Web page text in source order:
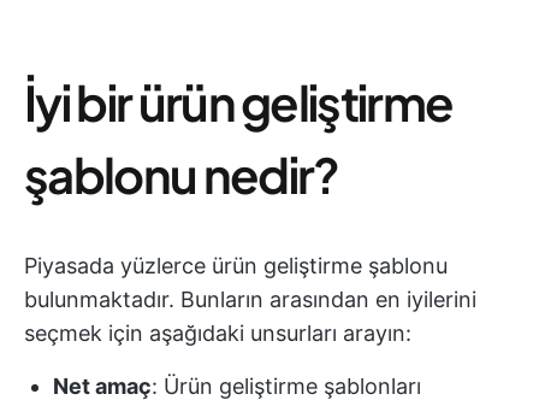
İyi bir ürün geliştirme
şablonu nedir?
Piyasada yüzlerce ürün geliştirme şablonu
bulunmaktadır. Bunların arasından en iyilerini
seçmek için aşağıdaki unsurları arayın:
Net amaç: Ürün geliştirme şablonları